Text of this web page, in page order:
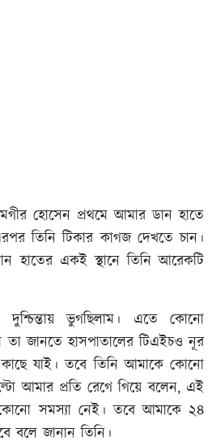
হোসেন প্রথমে আমার ডান হাতে
তিনি টিকার কাগজ দেখতে চান।
হাতের একই স্থানে তিনি আরেকটি
ভুগছিলাম। এতে কোনো
তা জানতে হাসপাতালের টিএইচও নূর
যাই। তবে তিনি আমাকে কোনো
আমার প্রতি রেগে গিয়ে বলেন, এই
কোনো সমস্যা নেই। তবে আমাকে ২৪
বলে জানান তিনি।